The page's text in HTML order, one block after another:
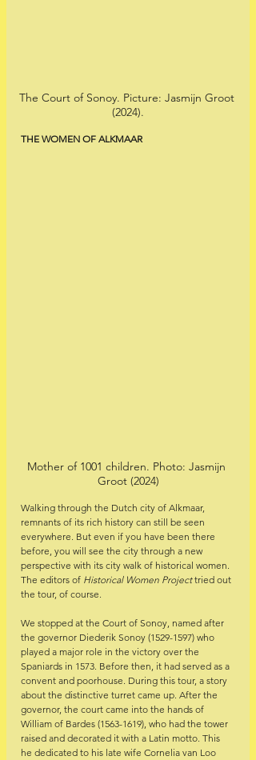
The Court of Sonoy. Picture: Jasmijn Groot
(2024).
THE WOMEN OF ALKMAAR
Mother of 1001 children. Photo: Jasmijn
Groot (2024)
Walking through the Dutch city of Alkmaar,
remnants of its rich history can still be seen
everywhere. But even if you have been there
before, you will see the city through a new
perspective with its city walk of historical women.
The editors of Historical Women Project tried out
the tour, of course.
We stopped at the Court of Sonoy, named after
the governor Diederik Sonoy (1529-1597) who
played a major role in the victory over the
Spaniards in 1573. Before then, it had served as a
convent and poorhouse. During this tour, a story
about the distinctive turret came up. After the
governor, the court came into the hands of
William of Bardes (1563-1619), who had the tower
raised and decorated it with a Latin motto. This
he dedicated to his late wife Cornelia van Loo